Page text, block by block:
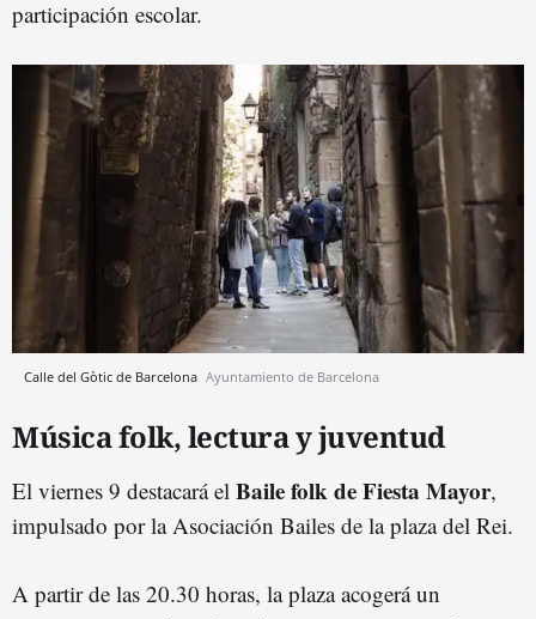
participación escolar.
Calle del Gòtic de Barcelona Ayuntamiento de Barcelona
Música folk, lectura y juventud
El viernes 9 destacará el Baile folk de Fiesta Mayor,
impulsado por la Asociación Bailes de la plaza del Rei.
A partir de las 20.30 horas, la plaza acogerá un